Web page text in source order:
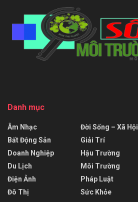
Danh mục
Âm Nhạc
Bất Động Sản
Doanh Nghiệp
Du Lịch
Điện Ảnh
Đô Thị
Đời Sống – Xã Hội
Giải Trí
Hậu Trường
Môi Trường
Pháp Luật
Sức Khỏe